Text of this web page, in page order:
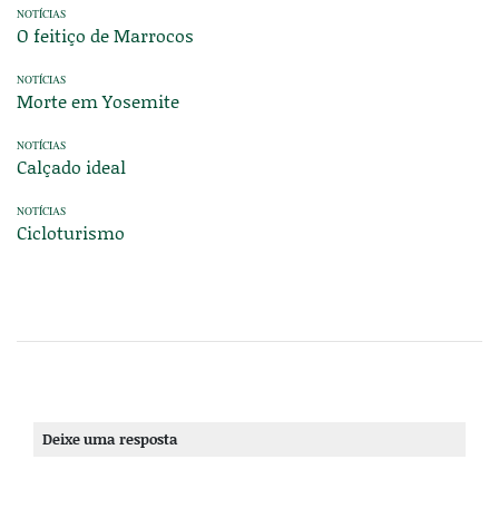
NOTÍCIAS
O feitiço de Marrocos
NOTÍCIAS
Morte em Yosemite
NOTÍCIAS
Calçado ideal
NOTÍCIAS
Cicloturismo
Deixe uma resposta